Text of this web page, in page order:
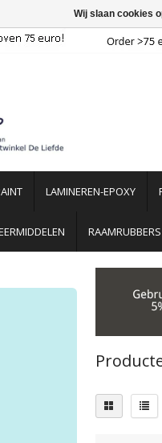
LAMINEREN-EPOXY
Wij slaan cookies